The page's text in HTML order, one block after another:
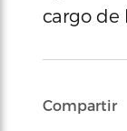
cargo de
Compartir